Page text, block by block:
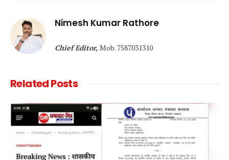
Nimesh Kumar Rathore
Chief Editor, Mob. 7587031310
RelatedPosts